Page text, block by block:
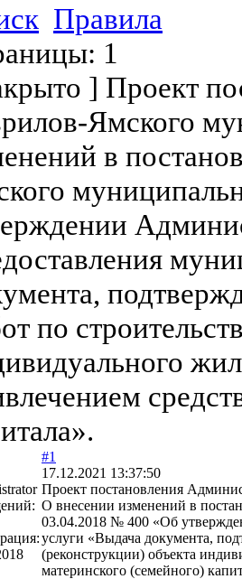
Правила
1
] Проект
Ямского
в
по
#1
17.12.2021 13:37:50
Проект постановления
О внесении изменений в
03.04.2018 № 400 «Об
услуги «Выдача документа,
(реконструкции) объекта
материнского (семейного)